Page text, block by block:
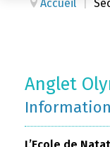
Accueil
Anglet
L’Ecole de